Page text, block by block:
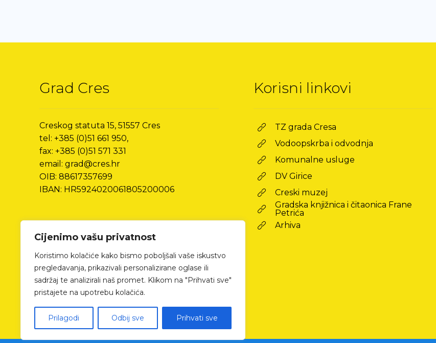
Cijenimo vašu privatnost
Koristimo kolačiće kako bismo poboljšali vaše iskustvo
pregledavanja, prikazivali personalizirane oglase ili
sadržaj te analizirali naš promet. Klikom na "Prihvati sve"
pristajete na upotrebu kolačića.
Prilagodi Odbij sve Prihvati sve
Grad Cres
Creskog statuta 15, 51557 Cres
tel: +385 (0)51 661 950,
fax: +385 (0)51 571 331
email: grad@cres.hr
OIB: 88617357699
IBAN: HR5924020061805200006
Korisni linkovi
TZ grada Cresa
Vodoopskrba i odvodnja
Komunalne usluge
DV Girice
Creski muzej
Gradska knjižnica i čitaonica Frane
Petrića
Arhiva